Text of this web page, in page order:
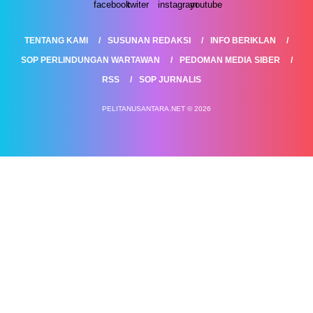
TENTANG KAMI SUSUNAN REDAKSI
INFO BERIKLAN
SOP PERLINDUNGAN WARTAWAN
PEDOMAN MEDIA SIBER
RSS
SOP JURNALIS
PELITANUSANTARA.NET © 2026